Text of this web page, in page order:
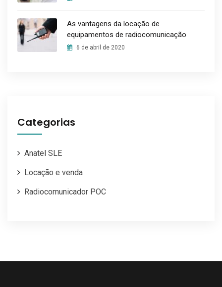
As vantagens da locação de
equipamentos de radiocomunicação
6 de abril de 2020
Categorias
Anatel SLE
Locação e venda
Radiocomunicador POC